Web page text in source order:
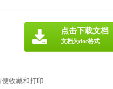
收藏和打印
点击下载文档
文档为doc格式